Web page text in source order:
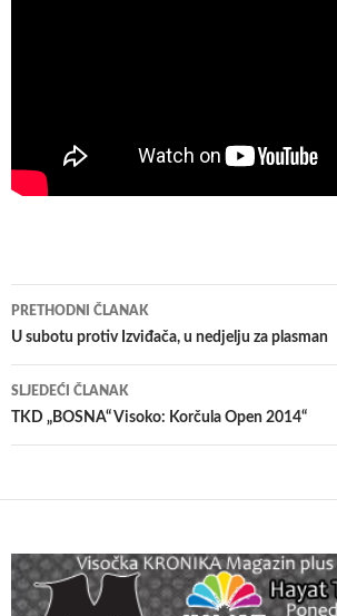
Navigacija
članaka
PRETHODNI ČLANAK
U subotu protiv Izviđača, u nedjelju za plasman
SLJEDEĆI ČLANAK
TKD „BOSNA“ Visoko: Korčula Open 2014“